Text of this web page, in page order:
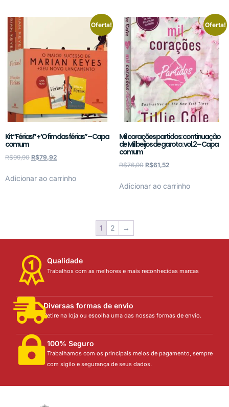
Oferta!
Kit “Férias!” + ‘O fim das férias” – Capa
comum
R$99,90 R$79,92
Adicionar ao carrinho
Oferta!
Mil corações partidos: continuação
de Mil beijos de garoto: vol.2 – Capa
comum
R$76,90 R$61,52
Adicionar ao carrinho
1 2 →
Qualidade
Trabalhos com as melhores e mais reconhecidas marcas
Diversas formas de envio
Retire na loja ou escolha uma das nossas formas de envio.
100% Seguro
Trabalhamos com os principais meios de pagamento, sempre
com sigilo e segurança de seus dados.